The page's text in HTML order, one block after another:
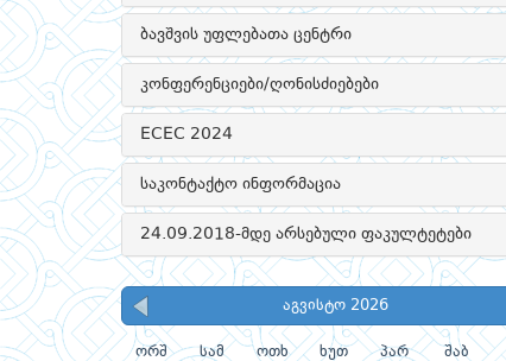
ბავშვის უფლებათა ცენტრი
კონფერენციები/ღონისძიებები
ECEC 2024
საკონტაქტო ინფორმაცია
24.09.2018-მდე არსებული ფაკულტეტები
აგვისტო 2026
ორშ სამ ოთხ ხუთ პარ შაბ